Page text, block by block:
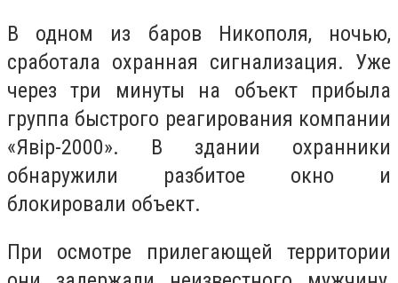
В одном из баров Никополя, ночью,
сработала охранная сигнализация. Уже
через три минуты на объект прибыла
группа быстрого реагирования компании
«Явір-2000». В здании охранники
обнаружили разбитое окно и
блокировали объект.
При осмотре прилегающей территории